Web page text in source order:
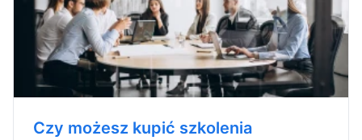
Czy możesz kupić szkolenia